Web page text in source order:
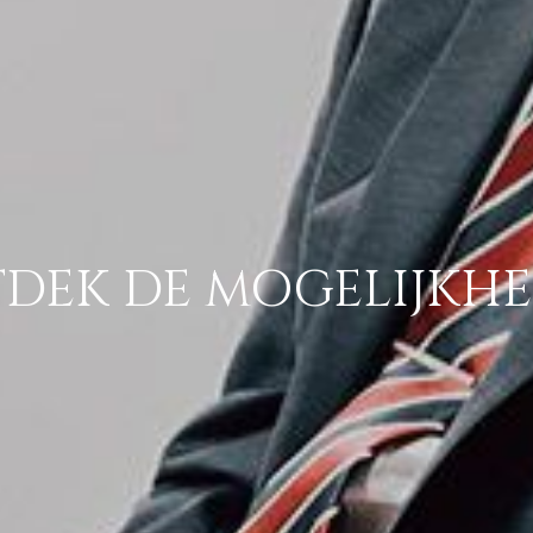
DE